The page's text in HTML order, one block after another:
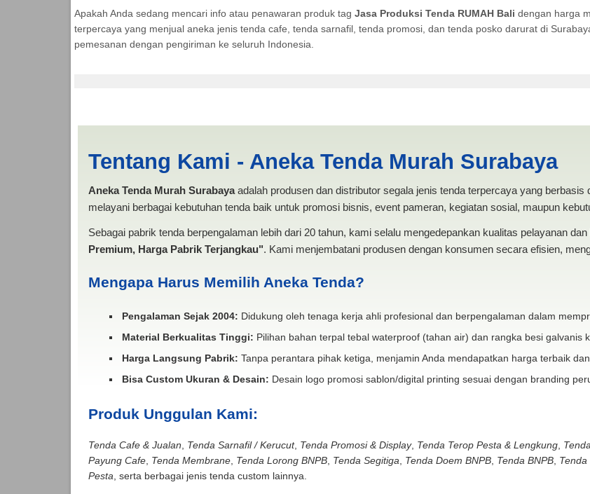
Apakah Anda sedang mencari info atau penawaran produk tag Jasa Produksi Tenda RUMAH Bali dengan harga
terpercaya yang menjual aneka jenis tenda cafe, tenda sarnafil, tenda promosi, dan tenda posko darurat di
pemesanan dengan pengiriman ke seluruh Indonesia.
Tentang Kami - Aneka Tenda Murah Surabaya
Aneka Tenda Murah Surabayaadalah produsen dan distributor segala jenis tenda terpercaya yang
melayani berbagai kebutuhan tenda baik untuk promosi bisnis, event pameran, kegiatan sosial, maupun
Sebagai pabrik tenda berpengalaman lebih dari 20 tahun, kami selalu mengedepankan kualitas pelayanan
Premium, Harga Pabrik Terjangkau". Kami menjembatani produsen dengan konsumen secara efisien,
Mengapa Harus Memilih Aneka Tenda?
Pengalaman Sejak 2004: Didukung oleh tenaga kerja ahli profesional dan berpengalaman dalam
Material Berkualitas Tinggi: Pilihan bahan terpal tebal waterproof (tahan air) dan rangka besi galvanis
Harga Langsung Pabrik: Tanpa perantara pihak ketiga, menjamin Anda mendapatkan harga terbaik dan
Bisa Custom Ukuran & Desain: Desain logo promosi sablon/digital printing sesuai dengan branding
Produk Unggulan Kami:
Tenda Cafe & Jualan Tenda Sarnafil / Kerucut, Tenda Promosi & Display, Tenda Terop Pesta & Lengkung,
Payung Cafe, Tenda Membrane, Tenda Lorong BNPB, Tenda Segitiga Tenda Doem BNPB, Tenda BNPB, Tenda
Pesta , serta berbagai jenis tenda custom lainnya.